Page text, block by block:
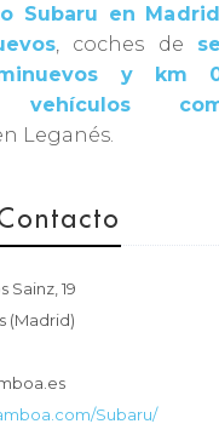
Subaru en Madrid
, coches de
y km
vehículos
Leganés.
Sainz, 19
(Madrid)
Subaru/